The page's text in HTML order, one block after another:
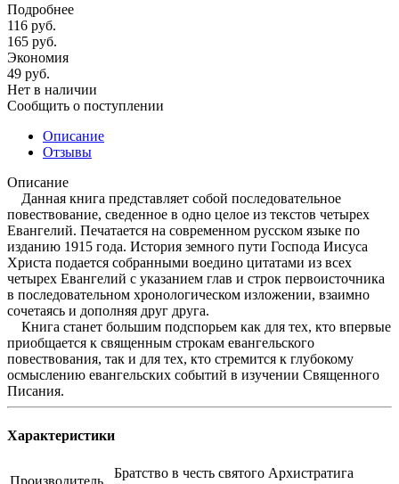
Подробнее
116 руб.
165 руб.
Экономия
49 руб.
Нет в наличии
Сообщить о поступлении
Описание
Отзывы
Описание
Данная книга представляет собой последовательное
повествование, сведенное в одно целое из текстов четырех
Евангелий. Печатается на современном русском языке по
изданию 1915 года. История земного пути Господа Иисуса
Христа подается собранными воедино цитатами из всех
четырех Евангелий с указанием глав и строк первоисточника
в последовательном хронологическом изложении, взаимно
сочетаясь и дополняя друг друга.
Книга станет большим подспорьем как для тех, кто впервые
приобщается к священным строкам евангельского
повествования, так и для тех, кто стремится к глубокому
осмыслению евангельских событий в изучении Священного
Писания.
Характеристики
Производитель
Братство в честь святого Архистратига